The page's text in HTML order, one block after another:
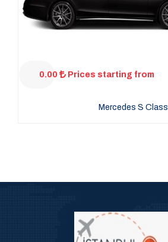
0.00 Prices starting from
Mercedes S Class